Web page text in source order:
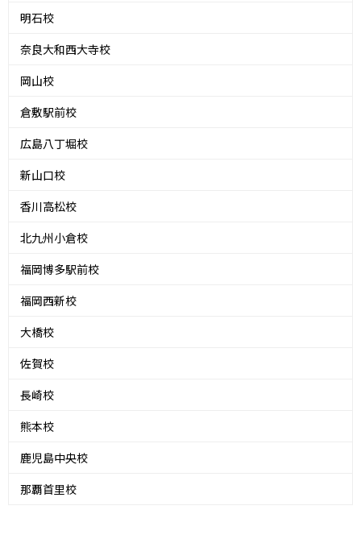
明石校
奈良大和西大寺校
岡山校
倉敷駅前校
広島八丁堀校
新山口校
香川高松校
北九州小倉校
福岡博多駅前校
福岡西新校
大橋校
佐賀校
長崎校
熊本校
鹿児島中央校
那覇首里校